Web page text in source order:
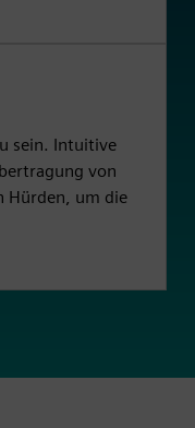
sein. Intuitive
von
Hürden, um die